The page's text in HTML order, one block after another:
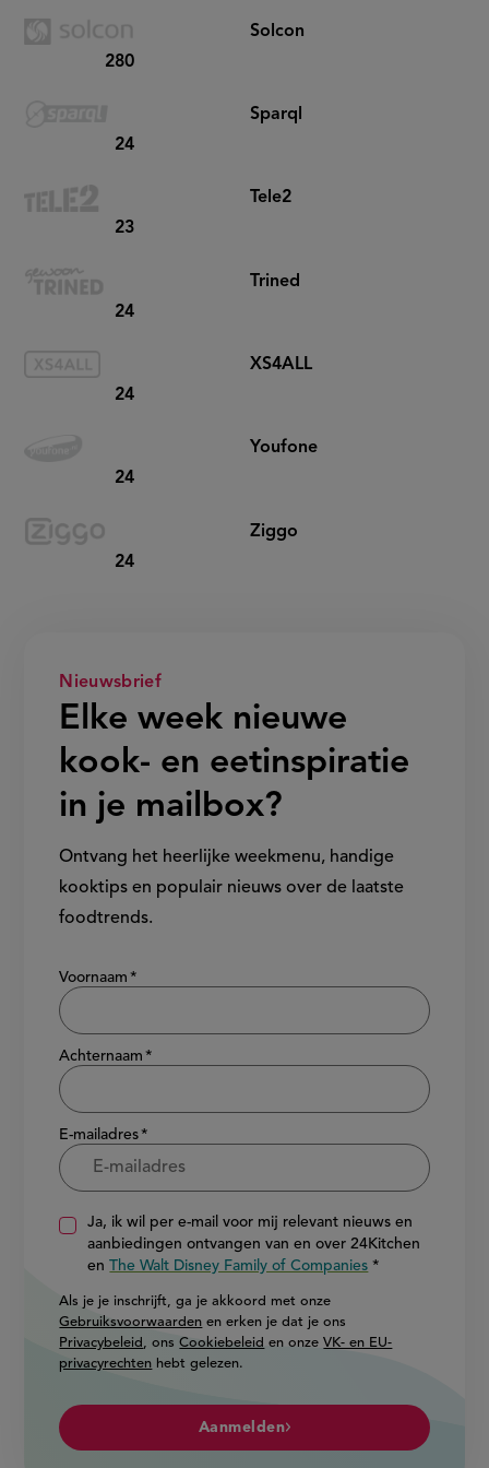
Solcon
280
Sparql
24
Tele2
23
Trined
24
XS4ALL
24
Youfone
24
Ziggo
24
Nieuwsbrief
Elke week nieuwe
kook- en eetinspiratie
in je mailbox?
Ontvang het heerlijke weekmenu, handige
kooktips en populair nieuws over de laatste
foodtrends.
Show/hide
Voornaam
Achternaam
E-mailadres
Ja, ik wil per e-mail voor mij relevant nieuws en
aanbiedingen ontvangen van en over 24Kitchen
enThe Walt Disney Family of Companies
Als je je inschrijft, ga je akkoord met onze
Gebruiksvoorwaarden en erken je dat je ons
Privacybeleid , onsCookiebeleid en onzeVK- en EU-
privacyrechten hebt gelezen.
Aanmelden